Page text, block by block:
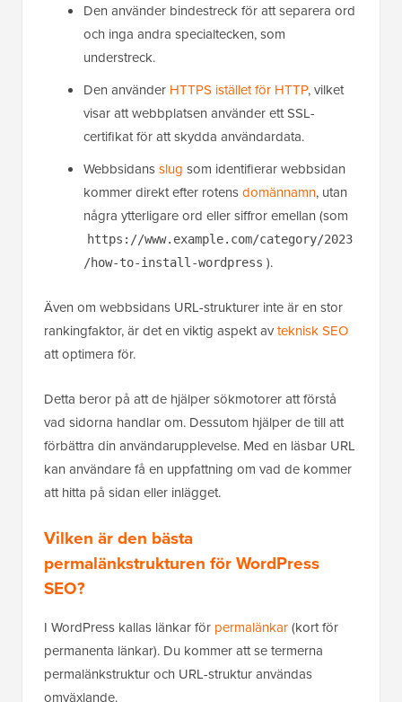
Den använder bindestreck för att separera ord
och inga andra specialtecken, som
understreck.
Den använder HTTPS istället för HTTP, vilket
visar att webbplatsen använder ett SSL-
certifikat för att skydda användardata.
Webbsidansslug som identifierar webbsidan
kommer direkt efter rotensdomännamn, utan
några ytterligare ord eller siffror emellan (som
https://www.example.com/category/2023
/how-to-install-wordpress ).
Även om webbsidans URL-strukturer inte är en stor
rankingfaktor, är det en viktig aspekt avteknisk SEO
att optimera för.
Detta beror på att de hjälper sökmotorer att förstå
vad sidorna handlar om. Dessutom hjälper de till att
förbättra din användarupplevelse. Med en läsbar URL
kan användare få en uppfattning om vad de kommer
att hitta på sidan eller inlägget.
Vilken är den bästa
permalänkstrukturen för WordPress
SEO?
I WordPress kallas länkar för permalänkar(kort för
permanenta länkar). Du kommer att se termerna
permalänkstruktur och URL-struktur användas
omväxlande.